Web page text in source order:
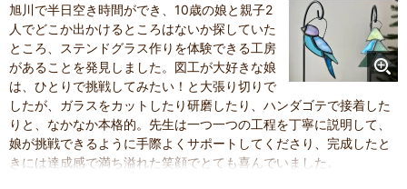
旭川で半日空き時間ができ、10歳の娘と親子2
人でどこか出かけるところはないか探していた
ところ、ステンドグラス作りを体験できる工房
があることを発見しました。図工が大好きな娘
は、ひとりで挑戦してみたい！と大張り切りで
したが、ガラスをカットしたり研磨したり、ハンダゴテで接着した
りと、なかなか本格的。先生は一つ一つの工程を丁寧に説明して、
娘が挑戦できるように手際よくサポートしてくださり、完成したと
きには達成感で満ち溢れた笑顔でとても喜んでいました。